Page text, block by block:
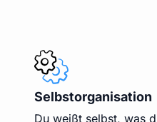
Selbstorganisation
Du weißt selbst, was